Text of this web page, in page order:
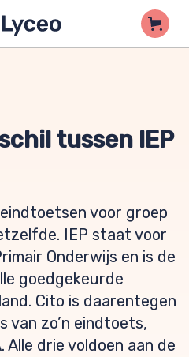
tussen IEP
voor groep
IEP staat voor
Onderwijs en is de
goedgekeurde
Cito is daarentegen
van zo’n eindtoets,
Alle drie voldoen aan de